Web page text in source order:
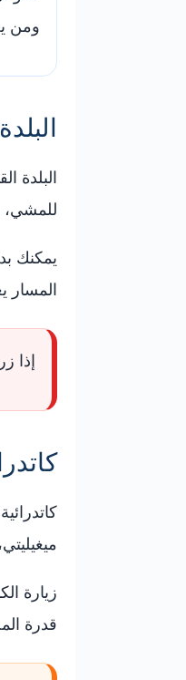
ومن
البلدة
للمشي،
إذا
زيارة
قدرة